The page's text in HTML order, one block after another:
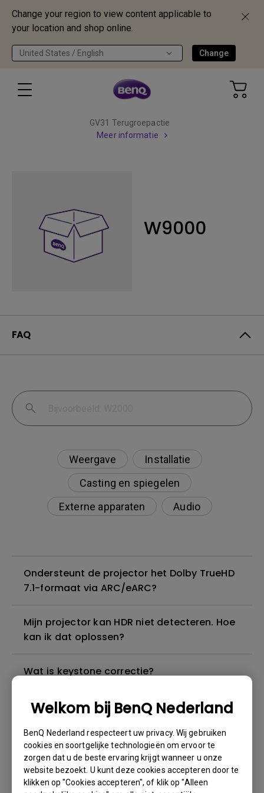
Change your region to view content applicable to
your location and shop online.
United States / English Change
Welkom bij BenQ Nederland
BenQ Nederland respecteert uw privacy. Wij gebruiken
cookies en soortgelijke technologieën om ervoor te
zorgen dat u de beste ervaring krijgt wanneer u onze
website bezoekt. U kunt deze cookies accepteren door te
klikken op "Cookies accepteren", of klik op "Alleen
GV31 Terugroepactie
Meer informatie
W9000
FAQ
Weergave
Installatie
Casting en spiegelen
Externe apparaten
Audio
Ondersteunt de projector het Dolby TrueHD
7.1-formaat via ARC/eARC?
Mijn projector kan HDR niet detecteren. Hoe
kan ik dat oplossen?
Wat is keystone correctie?
Ik kan geluid horen, maar het scherm wordt
altijd zwart wanneer ik mijn mobiele
apparaat met een kabel of adapter op de
projector aansluit en inhoud van Netflix,
Disney+, Hulu en andere probeer te
streamen. Hoe kan ik dit oplossen?